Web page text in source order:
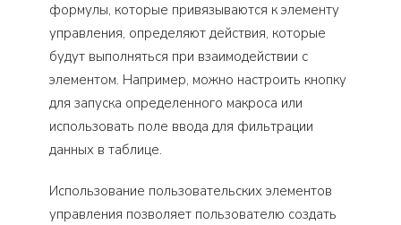
формулы, которые привязываются к элементу
управления, определяют действия, которые
будут выполняться при взаимодействии с
элементом. Например, можно настроить кнопку
для запуска определенного макроса или
использовать поле ввода для фильтрации
данных в таблице.
Использование пользовательских элементов
управления позволяет пользователю создать